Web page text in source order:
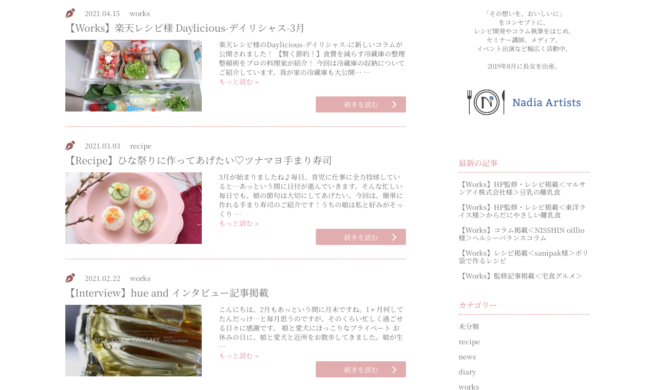
2021.04.15 works
【Works】楽天レシピ様 Daylicious-デイリシャス-3月
楽天レシピ様のDaylicious-デイリシャス-に新しいコラムが
公開されました！ 【賢く節約！】食費を減らす冷蔵庫の整理
整頓術をプロの料理家が紹介！ 今回は冷蔵庫の収納について
ご紹介しています。我が家の冷蔵庫も大公開… …
もっと読む »
続きを読む
2021.03.03 recipe
【Recipe】ひな祭りに作ってあげたい♡ツナマヨ手まり寿司
3月が始まりましたね♪毎日、育児に仕事に全力投球してい
ると…あっという間に日付が進んでいきます。そんな忙しい
毎日でも、娘の節句は大切にしてあげたい。今回は、簡単に
作れる手まり寿司のご紹介です！うちの娘は私と好みがそっ
くり …
もっと読む »
続きを読む
2021.02.22 works
【Interview】hue and インタビュー記事掲載
こんにちは。2月もあっという間に月末ですね。1ヶ月何して
たんだっけ…と毎月思うのですが、そのくらい忙しく過ごせ
る日々に感謝です。 娘と愛犬にほっこりなプライベート お
休みの日に、娘と愛犬と近所をお散歩してきました。娘が生
…
もっと読む »
続きを読む
「その想いを、おいしいに」
をコンセプトに、
レシピ開発やコラム執筆をはじめ、
セミナー講師、メディア、
イベント出演など幅広く活動中。
2019年8月に長女を出産。
最新の記事
【Works】HP監修・レシピ掲載＜マルサ
ンアイ株式会社様＞豆乳の離乳食
【Works】HP監修・レシピ掲載＜東洋ラ
イス様＞からだにやさしい離乳食
【Works】コラム掲載＜NISSHIN oillio
様＞ヘルシーバランスコラム
【Works】レシピ掲載＜sanipak様＞ポリ
袋で作るレシピ
【Works】監修記事掲載＜宅食グルメ＞
カテゴリー
未分類
recipe
news
diary
works